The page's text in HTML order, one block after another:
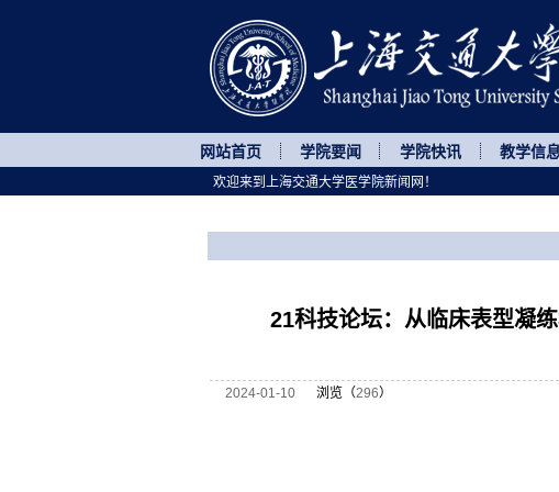
网站首页 学院要闻 学院快讯 教学信
21科技论坛：从临床表型凝
2024-01-10 浏览（296）
欢迎来到上海交通大学医学院新闻网！